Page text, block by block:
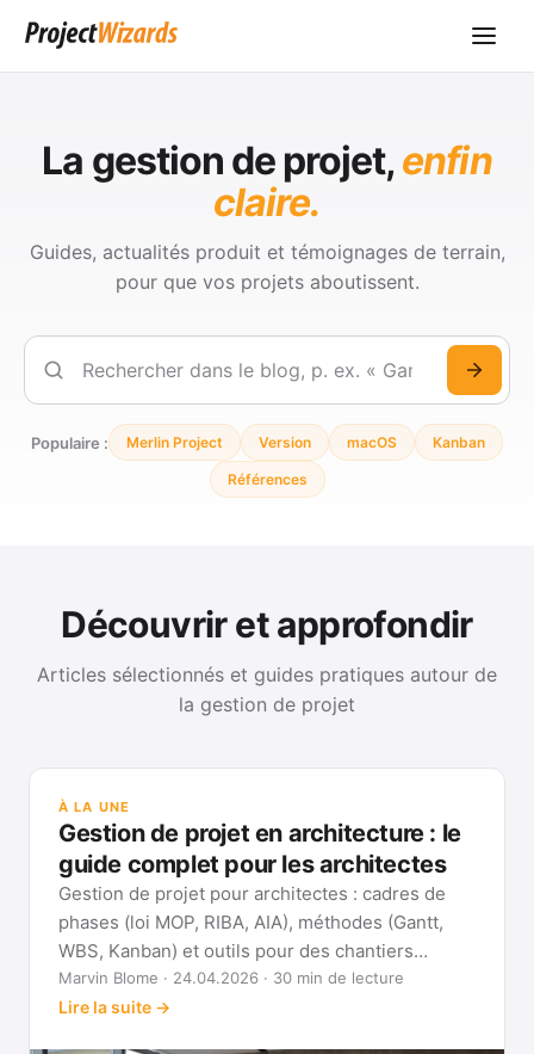
La gestion de projet,enfin
claire.
Guides, actualités produit et témoignages de terrain,
pour que vos projets aboutissent.
Rechercher
Populaire : Merlin Project Version macOS Kanban
Références
Découvrir et approfondir
Articles sélectionnés et guides pratiques autour de
la gestion de projet
À LA UNE
Gestion de projet en architecture : le
guide complet pour les architectes
Gestion de projet pour architectes : cadres de
phases (loi MOP, RIBA, AIA), méthodes (Gantt,
WBS, Kanban) et outils pour des chantiers
réellement pilotables.
Marvin Blome · 24.04.2026 · 30 min de lecture
Lire la suite →